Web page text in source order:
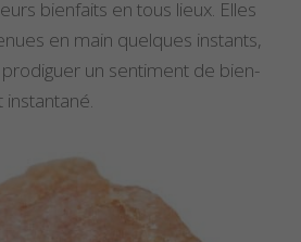
bienfaits en tous lieux. Elles
en main quelques instants,
un sentiment de bien-
instantané.